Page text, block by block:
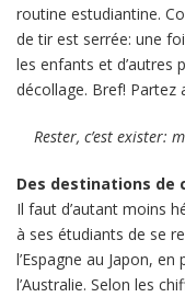
routine estudiantine.
de tir est serrée: une
les enfants et d’autres
décollage. Bref! Partez
Rester, c’est exister:
Des destinations de
Il faut d’autant moins
à ses étudiants de se
l’Espagne au Japon,
l’Australie. Selon les